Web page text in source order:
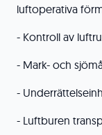
luftoperativa
- Kontroll av
- Mark- och
-
- Luftburen